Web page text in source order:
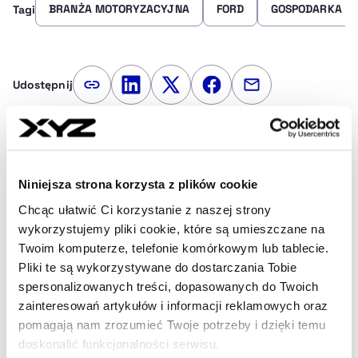
Niniejsza strona korzysta z plików cookie
Chcąc ułatwić Ci korzystanie z naszej strony
wykorzystujemy pliki cookie, które są umieszczane na
Twoim komputerze, telefonie komórkowym lub tablecie.
Pliki te są wykorzystywane do dostarczania Tobie
spersonalizowanych treści, dopasowanych do Twoich
zainteresowań artykułów i informacji reklamowych oraz
pomagają nam zrozumieć Twoje potrzeby i dzięki temu
doskonalić funkcjonalności serwisu.
Najnowsze
Donald Tusk komentuje zysk Orlenu.
Wskazuje na podatek od
Tagi BRANŻA MOTORYZACYJNA FORD GOSPODARKA
Udostępnij Kopiuj link artykułu
Udostępnij na LinkedIn
Udostępnij na Twitterze
Udostępnij na
Udostępnij